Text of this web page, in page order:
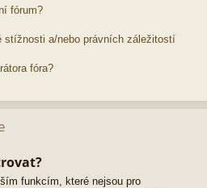
fórum?
stížnosti a/nebo právních záležitostí
fóra?
funkcím, které nejsou pro